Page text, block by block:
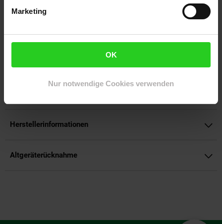
Marketing
OK
Nur notwendige Cookies verwenden
EAN: 4895252505085
Artikel gehört zur Kategorie:
Herstellerinformationen
Altgeräterücknahme